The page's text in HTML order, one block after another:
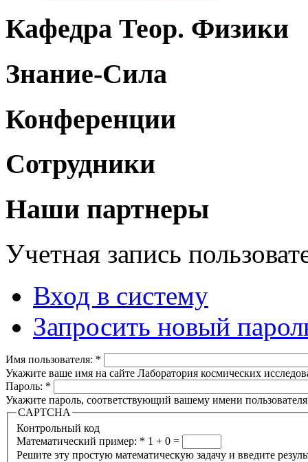
Кафедра Теор. Физики
Знание-Сила
Конференции
Сотрудники
Наши партнеры
Учетная запись
Вход в систему
Запросить новый
Имя пользователя: *
Укажите ваше имя на сайте Лаборатория космических
Пароль: *
Укажите пароль, соответствующий вашему имени
CAPTCHA
Контрольный код
Математический пример: * 1 + 0 =
Решите эту простую математическую задачу и введите